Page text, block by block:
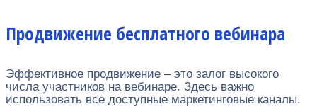
Продвижение бесплатного вебинара
Эффективное продвижение – это залог высокого
числа участников на вебинаре. Здесь важно
использовать все доступные маркетинговые каналы.